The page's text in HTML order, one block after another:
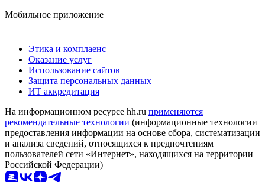
Мобильное приложение
Этика и комплаенс
Оказание услуг
Использование сайтов
Защита персональных данных
ИТ аккредитация
На информационном ресурсе hh.ru применяются
рекомендательные технологии (информационные технологии
предоставления информации на основе сбора, систематизации
и анализа сведений, относящихся к предпочтениям
пользователей сети «Интернет», находящихся на территории
Российской Федерации)